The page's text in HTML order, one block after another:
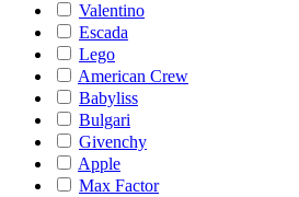
Valentino
Escada
Lego
American Crew
Babyliss
Bulgari
Givenchy
Apple
Max Factor